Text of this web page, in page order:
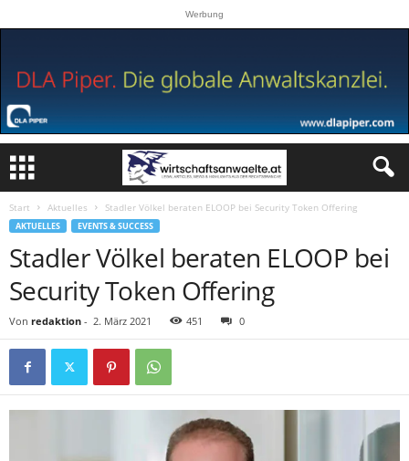
Werbung
Start Aktuelles Stadler Völkel beraten ELOOP bei Security Token Offering
AKTUELLES EVENTS & SUCCESS
Stadler Völkel beraten ELOOP bei
Security Token Offering
Von redaktion - 2. März 2021 451 0